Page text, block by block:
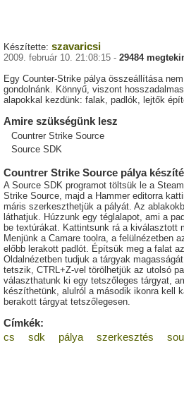
Készítette: szavaricsi
2009. február 10. 21:08:15 - 29484
Egy Counter-Strike pálya összeállítása
gondolnánk. Könnyű, viszont
alapokkal kezdünk: falak, padlók, lejtők
Amire szükségünk lesz
Countrer Strike Source
Source SDK
Countrer Strike Source pálya
A Source SDK programot töltsük le a
Strike Source, majd a Hammer editorra
máris szerkeszthetjük a pályát. Az
láthatjuk. Húzzunk egy téglalapot, ami a
be textúrákat. Kattintsunk rá a kiválasztott
Menjünk a Camare toolra, a felülnézetben
előbb lerakott padlót. Építsük meg a falat
Oldalnézetben tudjuk a tárgyak
tetszik, CTRL+Z-vel törölhetjük az utolsó
választhatunk ki egy tetszőleges tárgyat,
készíthetünk, alulról a második ikonra kell
berakott tárgyat tetszőlegesen.
Címkék:
cs
sdk pálya szerkesztés